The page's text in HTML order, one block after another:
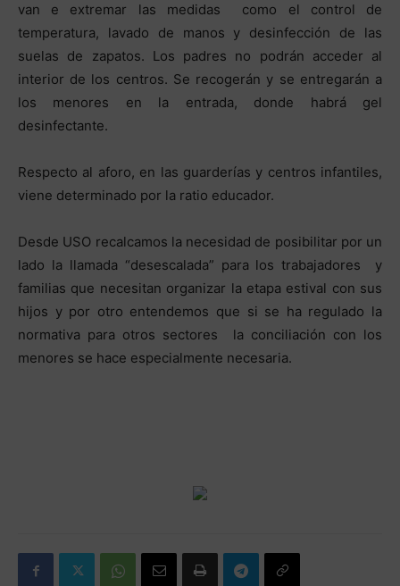
van e extremar las medidas como el control de
temperatura, lavado de manos y desinfección de las
suelas de zapatos. Los padres no podrán acceder al
interior de los centros. Se recogerán y se entregarán a
los menores en la entrada, donde habrá gel
desinfectante.
Respecto al aforo, en las guarderías y centros infantiles,
viene determinado por la ratio educador.
Desde USO recalcamos la necesidad de posibilitar por un
lado la llamada “desescalada” para los trabajadores y
familias que necesitan organizar la etapa estival con sus
hijos y por otro entendemos que si se ha regulado la
normativa para otros sectores la conciliación con los
menores se hace especialmente necesaria.